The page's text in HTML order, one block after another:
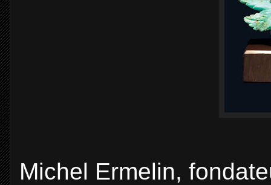
Michel Ermelin,